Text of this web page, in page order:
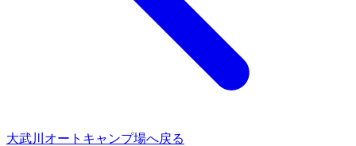
大武川オートキャンプ場へ戻る